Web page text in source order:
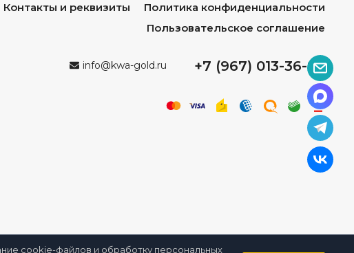
Контакты и реквизиты
Политика конфиденциальности
Пользовательское соглашение
info@kwa-gold.ru +7 (967) 013-36-96
cookie-файлов и обработку персональных